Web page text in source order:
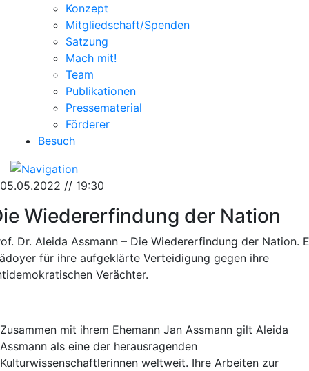
Konzept
Mitgliedschaft/Spenden
Satzung
Mach mit!
Team
Publikationen
Pressematerial
Förderer
Besuch
05.05.2022 // 19:30
Wiedererfindung der Nation
Dr. Aleida Assmann – Die Wiedererfindung der Nation.
für ihre aufgeklärte Verteidigung gegen ihre
Verächter.
Zusammen mit ihrem Ehemann Jan Assmann gilt Aleida
Assmann als eine der herausragenden
Kulturwissenschaftlerinnen weltweit. Ihre Arbeiten zur